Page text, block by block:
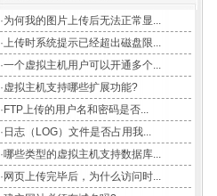
·为何我的图片上传后无法正常显...
·上传时系统提示已经超出磁盘限...
·一个虚拟主机用户可以开通多个...
·虚拟主机支持哪些扩展功能?
· FTP上传的用户名和密码是否...
· 日志（LOG）文件是否占用我...
·哪些类型的虚拟主机支持数据库...
· 网页上传完毕后，为什么访问时...